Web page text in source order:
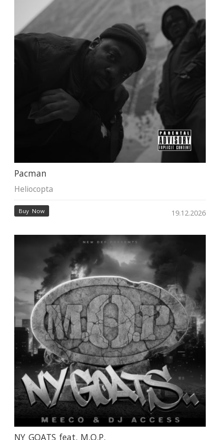
Pacman
Heliocopta
Buy Now 19.12.2026
NY GOATS feat. M.O.P.